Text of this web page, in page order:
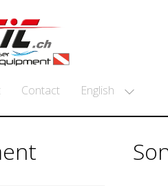
Contact English